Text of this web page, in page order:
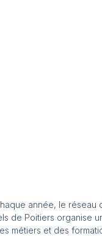
année, le réseau
de Poitiers organise
métiers et des